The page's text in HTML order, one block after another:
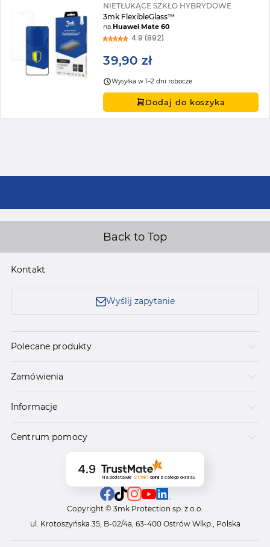
NIETŁUKĄCE SZKŁO HYBRYDOWE
3mk FlexibleGlass™
naHuawei Mate 60
4.9 (892)
39,90 zł
Wysyłka w 1–2 dni robocze
Dodaj do koszyka
Back to Top
Kontakt
Wyślij zapytanie
Polecane produkty
Zamówienia
Informacje
Centrum pomocy
4.9
Na podstawie 21 581 opinii z całego okresu
Copyright © 3mk Protection sp. z o.o.
ul. Krotoszyńska 35, B-02/4a, 63-400 Ostrów Wlkp., Polska